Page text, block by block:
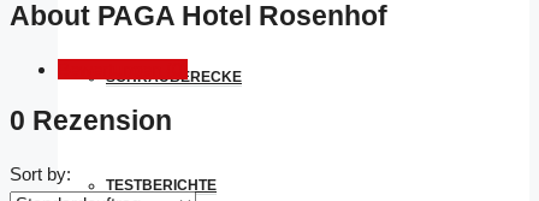
SCHRAUBERECKE
TESTBERICHTE
About PAGA Hotel Rosenhof
0 Rezension
Sort by: